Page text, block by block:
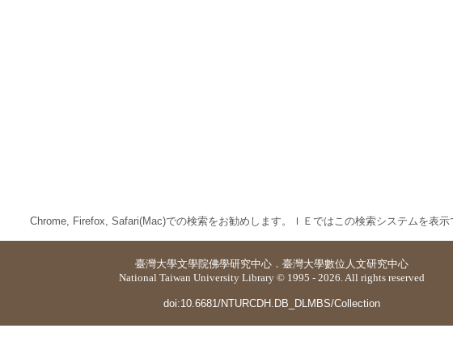
Chrome, Firefox, Safari(Mac)での検索をお勧めします。ＩＥではこの検索システムを表示
臺灣大學文學院佛學研究中心 ． 臺灣大學數位人文研究中心
National Taiwan University Library © 1995 - 2026. All rights reserved
doi:10.6681/NTURCDH.DB_DLMBS/Collection